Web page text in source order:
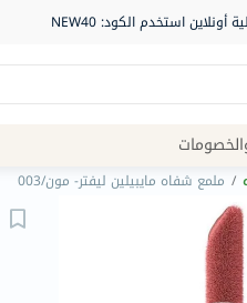
/ ملمع شفاه مايبيلين ليفتر- مون/003